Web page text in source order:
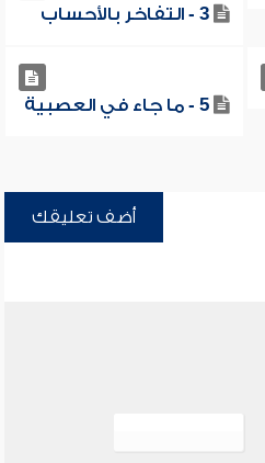
3 - التفاخر بالأحساب
5 - ما جاء في العصبية
أضف تعليقك